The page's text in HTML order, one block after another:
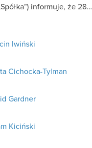
informuje, że 28…
Iwiński
Cichocka-Tylman
Gardner
Kiciński